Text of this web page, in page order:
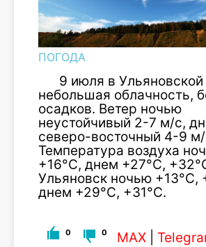
ПОГОДА
9 июля в Ульяновской
небольшая облачность,
осадков. Ветер ночью
неустойчивый 2-7 м/с,
северо-восточный 4-9
Температура воздуха
+16°С, днем +27°С,
Ульяновск ночью +13°С,
днем +29°С, +31°С.
0 0 MAX